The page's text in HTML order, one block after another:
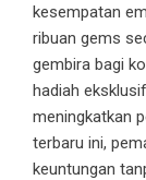
kesempatan
ribuan gems
gembira bagi
hadiah
meningkatkan
terbaru ini,
keuntungan